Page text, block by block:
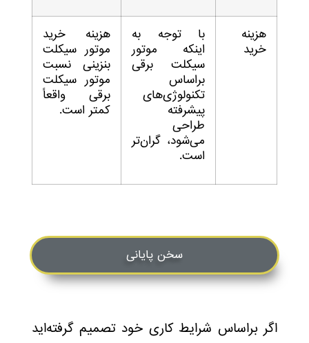
هزینه
خرید
با توجه به
اینکه موتور
سیکلت برقی
براساس
تکنولوژی‌های
پیشرفته
طراحی
می‌شود، گران‌تر
است.
هزینه خرید
موتور سیکلت
بنزینی نسبت
موتور سیکلت
برقی واقعاً
کمتر است.
سخن پایانی
اگر براساس شرایط کاری خود تصمیم گرفته‌اید